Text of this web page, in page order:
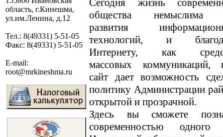
область, г.Кинешма,
ул.им.Ленина, д.12
Тел.: 8(49331) 5-51-05
Факс: 8(49331) 5-51-05
E-mail:
root@mrkineshma.ru
Сегодня жизнь
общества немыслима
развития
технологий, и
Интернету, как
массовых коммуникаций,
сайт дает возможность
политику Администрации
открытой и прозрачной.
Здесь вы сможете
современностью